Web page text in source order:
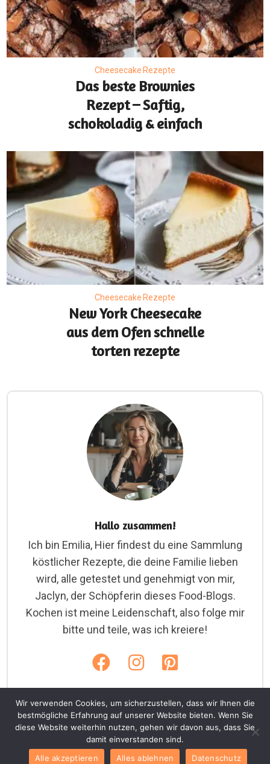
Cheesecake Rezepte
Das beste Brownies
Rezept – Saftig,
schokoladig & einfach
Cheesecake Rezepte
New York Cheesecake
aus dem Ofen schnelle
torten rezepte
Hallo zusammen!
Ich bin Emilia, Hier findest du eine Sammlung
köstlicher Rezepte, die deine Familie lieben
wird, alle getestet und genehmigt von mir,
Jaclyn, der Schöpferin dieses Food-Blogs.
Kochen ist meine Leidenschaft, also folge mir
bitte und teile, was ich kreiere!
Copyright © 2026. Emiliarezepte.com
Home Cookies Datenschutz AGB
Wir verwenden Cookies, um sicherzustellen, dass wir Ihnen die
bestmögliche Erfahrung auf unserer Website bieten. Wenn Sie
diese Website weiterhin nutzen, gehen wir davon aus, dass Sie
damit einverstanden sind.
Alle akzeptieren
Alles ablehnen Datenschutz